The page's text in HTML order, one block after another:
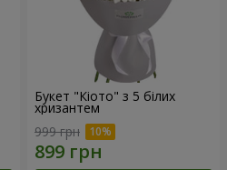
Букет "Кіото" з 5 білих
хризантем
999 грн